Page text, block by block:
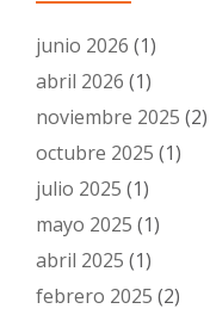
junio 2026 (1)
abril 2026 (1)
noviembre 2025 (2)
octubre 2025 (1)
julio 2025 (1)
mayo 2025 (1)
abril 2025 (1)
febrero 2025 (2)